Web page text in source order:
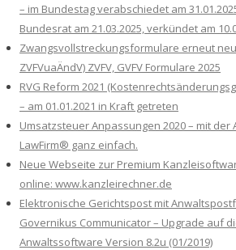
– im Bundestag verabschiedet am
Bundesrat am 21.03.2025, verkündet am
Zwangsvollstreckungsformulare erneut
ZVFVuaÄndV) ZVFV, GVFV Formulare 2025
RVG Reform 2021
– am 01.01.2021 in Kraft getreten
Umsatzsteuer Anpassungen 2020 – mit
LawFirm® ganz einfach.
Neue Webseite zur Premium
online: www.kanzleirechner.de
Elektronische Gerichtspost mit
Governikus Communicator – Upgrade auf
Anwaltssoftware Version 8.2u (01/2019)